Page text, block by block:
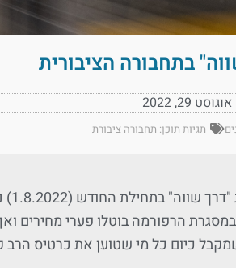
בתחבורה הציבורית
אוגוסט 29, 2022
תגיות תוכן: תחבורה ציבורת
הרפורמה בוטלו פערי מחירים
את כרטיס הרב קו בסך 20%. עיקרי הרפורמה עלות כרטיסיית